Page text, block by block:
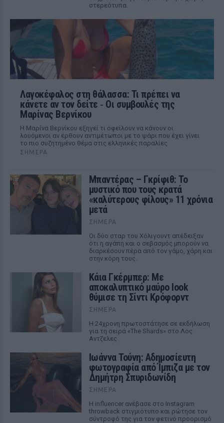
στερεότυπα.
Λαγοκέφαλος στη θάλασσα: Τι πρέπει να
κάνετε αν τον δείτε ‑ Οι συμβουλές της
Μαρίνας Βερνίκου
Η Μαρίνα Βερνίκου εξηγεί τι οφείλουν να κάνουν οι
λουόμενοι αν έρθουν αντιμέτωποι με το ψάρι που έχει γίνει
το πιο συζητημένο θέμα στις ελληνικές παραλίες
ΣΉΜΕΡΑ
Μπαντέρας – Γκρίφιθ: Το
μυστικό που τους κρατά
«καλύτερους φίλους» 11 χρόνια
μετά
ΣΉΜΕΡΑ
Οι δύο σταρ του Χόλιγουντ απέδειξαν
ότι η αγάπη και ο σεβασμός μπορούν να
διαρκέσουν πέρα από τον γάμο, χάρη και
στην κόρη τους.
Κάια Γκέρμπερ: Με
αποκαλυπτικό μαύρο look
θύμισε τη Σίντι Κρόφορντ
ΣΉΜΕΡΑ
Η 24χρονη πρωτοστάτησε σε εκδήλωση
για τη σειρά «The Shards» στο Λος
Αντζελες
Ιωάννα Τούνη: Αδημοσίευτη
φωτογραφία από Ίμπιζα με τον
Δημήτρη Σπυριδωνίδη
ΣΉΜΕΡΑ
Η influencer ανέβασε στο Instagram
throwback στιγμιότυπο και ρώτησε τον
σύντροφό της για τον φετινό προορισμό